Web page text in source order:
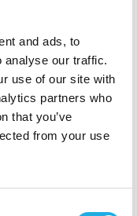
and ads, to
analyse our traffic.
use of our site with
partners who
that you’ve
from your use
— ofta utan att det
Används
värde- och
blir det i praktiken
i en process där
denna otydlighet